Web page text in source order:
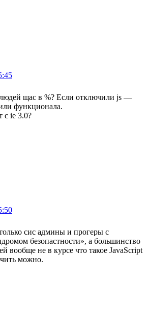
щас в %? Если отключили js —
функционала.
с ie 3.0?
сис админы и прогеры с
безопастности», а большинство
вообще не в курсе что такое JavaScript
можно.